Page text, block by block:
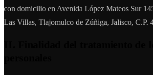
con domicilio en Avenida López Mateos Sur
Las Villas, Tlajomulco de Zúñiga, Jalisco, C.P.